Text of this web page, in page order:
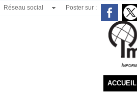
Réseau social Poster sur :
ACCUEIL